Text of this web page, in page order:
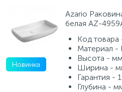
Новинка
Azario
белая AZ-
Код
Материал -
Высота -
Ширина -
Гарантия -
Глубина -